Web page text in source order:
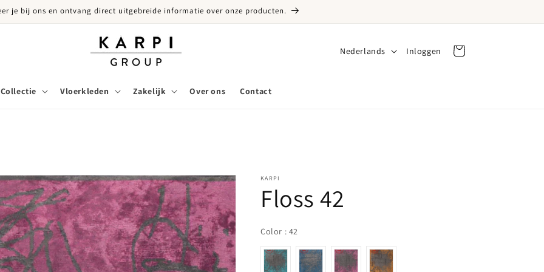
je bij ons en ontvang direct uitgebreide informatie over onze producten.
Collectie Vloerkleden Zakelijk Over ons Contact
Taal
Nederlands Inloggen
InloggenWinkelwagen
KARPI
Floss 42
Color : 42